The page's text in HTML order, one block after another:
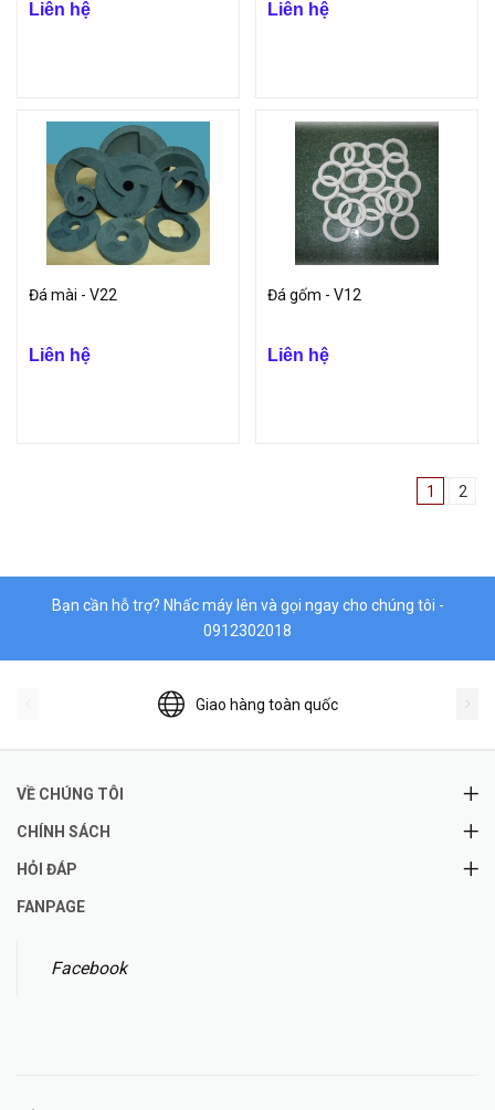
Liên hệ Liên hệ
Đá mài - V22
Liên hệ
Đá gốm - V12
Liên hệ
1 2
Bạn cần hỗ trợ? Nhấc máy lên và gọi ngay cho chúng tôi -
0912302018
Giao hàng toàn quốc
VỀ CHÚNG TÔI
CHÍNH SÁCH
HỎI ĐÁP
FANPAGE
Facebook